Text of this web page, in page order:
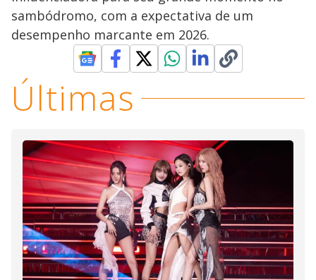
sambódromo, com a expectativa de um
desempenho marcante em 2026.
Últimas